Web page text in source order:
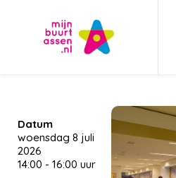
Datum
woensdag 8 juli
2026
14:00 - 16:00